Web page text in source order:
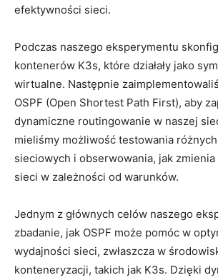
efektywności sieci.
Podczas naszego eksperymentu
kontenerów K3s,​ które działały⁤ jako
wirtualne. Następnie
OSPF⁤ (Open Shortest Path First), aby
dynamiczne ‍routingowanie w ⁢naszej
mieliśmy możliwość testowania
sieciowych i obserwowania, jak
sieci w ‍zależności od warunków.
Jednym z ‍głównych celów naszego
zbadanie, ​jak OSPF ⁤może ​pomóc w
wydajności sieci, zwłaszcza w
konteneryzacji,‌ takich⁣ jak K3s. Dzięki